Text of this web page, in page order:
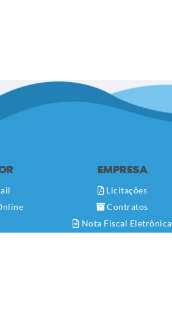
EMPRESA
Licitações
Contratos
Nota Fiscal Eletrônica